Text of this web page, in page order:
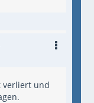
verliert und